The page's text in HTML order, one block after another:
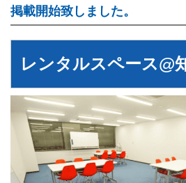
掲載開始致しました。
レンタルスペース@